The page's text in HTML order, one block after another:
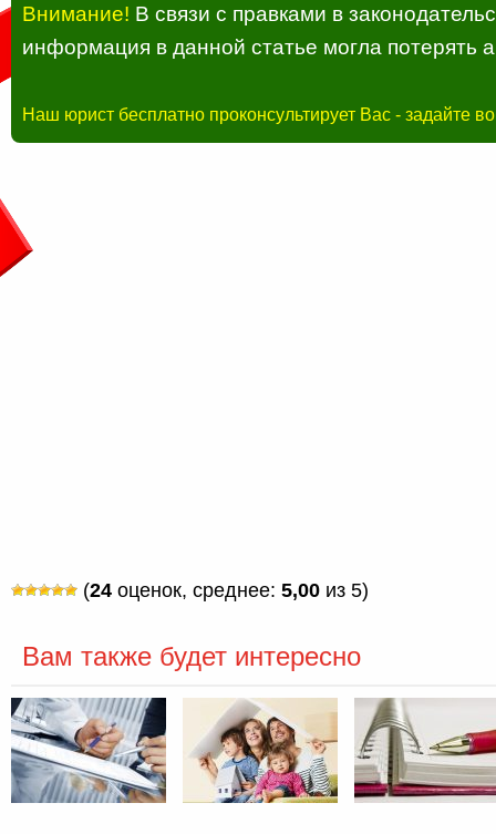
Внимание! В связи с правками в
информация в данной статье могла потерять
Наш юрист бесплатно проконсультирует Вас - задайте
(24 оценок, среднее: 5,00 из 5)
Вам также будет интересно